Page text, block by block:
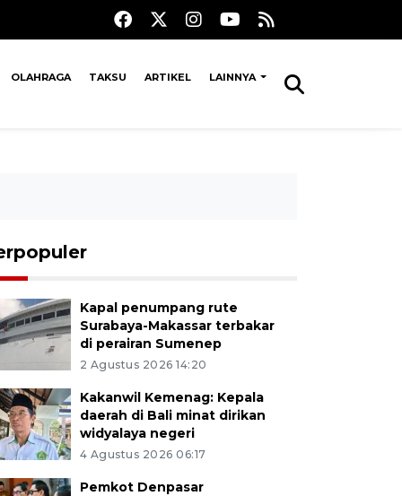
OLAHRAGA TAKSU ARTIKEL LAINNYA
Kapal penumpang rute
Surabaya-Makassar terbakar
di perairan Sumenep
2 Agustus 2026 14:20
Kakanwil Kemenag: Kepala
daerah di Bali minat dirikan
widyalaya negeri
4 Agustus 2026 06:17
Pemkot Denpasar